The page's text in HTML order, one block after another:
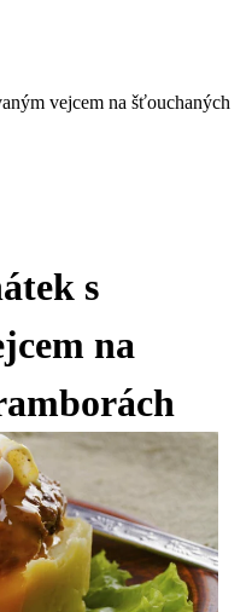
vejcem na šťouchaných
s
na